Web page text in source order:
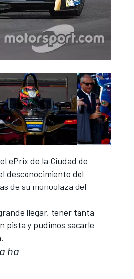
ePrix de la Ciudad de
desconocimiento del
de su monoplaza del
llegar, tener tanta
pista y pudimos sacarle
ha